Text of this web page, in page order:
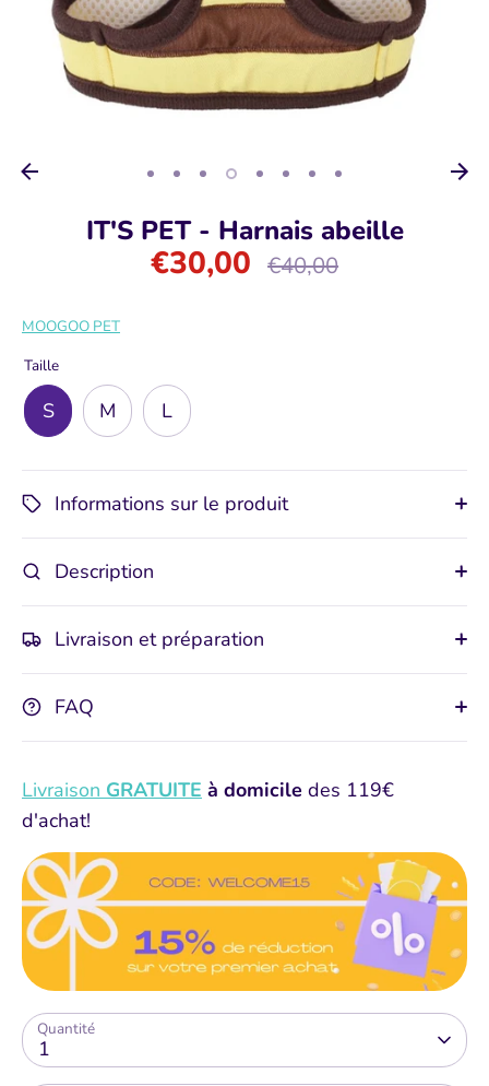
IT'S PET - Harnais abeille
€30,00
Prix
€40,00
MOOGOO PET
Taille
S M L
Informations sur le produit
Description
Livraison et préparation
FAQ
Livraison GRATUITE à domicile des 119€
d'achat!
Quantité
1